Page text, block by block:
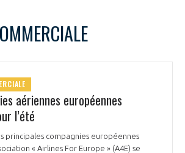
aériennes européennes
l’été
principales compagnies européennes
« Airlines For Europe » (A4E) se